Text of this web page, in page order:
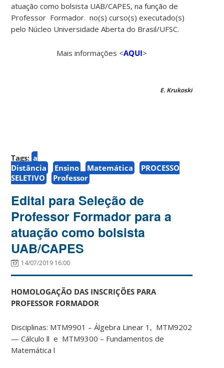
atuação como bolsista UAB/CAPES, na função de
Professor Formador. no(s) curso(s) executado(s)
pelo Núcleo Universidade Aberta do Brasil/UFSC.
Mais informações <AQUI>
E. Krukoski
Tags: a
Distância
Ensino Matemática
PROCESSO
SELETIVO
Professor
Edital para Seleção de
Professor Formador para a
atuação como bolsista
UAB/CAPES
14/07/2019 16:00
HOMOLOGAÇÃO DAS INSCRIÇÕES PARA
PROFESSOR FORMADOR
Disciplinas: MTM9901 – Álgebra Linear 1, MTM9202
— Cálculo ll e MTM9300 – Fundamentos de
Matemática l